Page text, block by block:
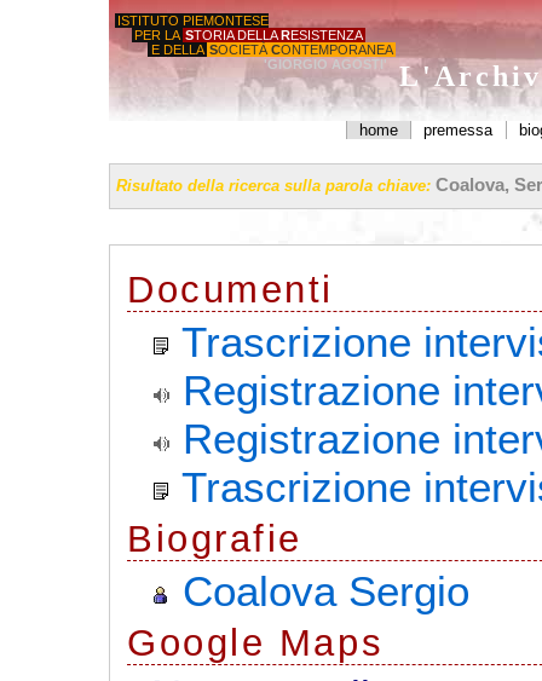
ISTITUTO PIEMONTESE
PER LA STORIA DELLA RESISTENZA
E DELLA SOCIETÀ CONTEMPORANEA
'GIORGIO AGOSTI'
home premessa
Risultato della ricerca sulla parola chiave: Coalova,
Documenti
Trascrizione
Registrazione
Registrazione
Trascrizione
Biografie
Coalova Sergio
Goog e Maps